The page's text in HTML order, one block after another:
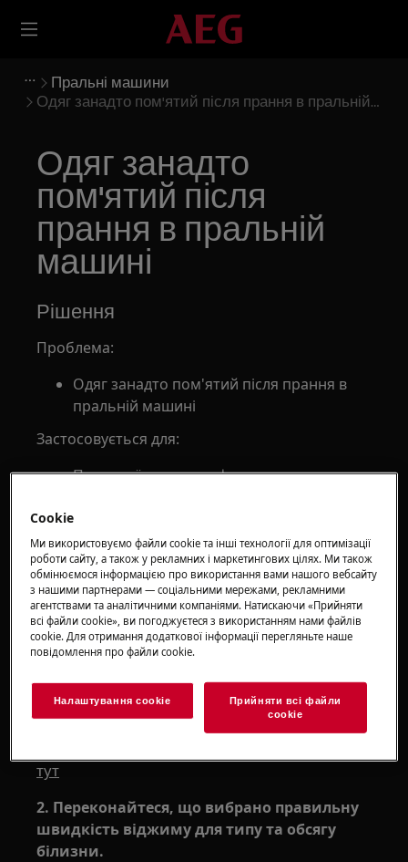
Пральні машини
Одяг занадто пом'ятий після прання в пральній
Одяг занадто
пом'ятий після
прання в пральній
машині
Рішення
Проблема:
Одяг занадто пом'ятий після прання в
пральній машині
Застосовується для:
Пральної машини з фронтальним
стоячої)
Пральної машини з вертикальним
завантаженням
Рішення:
1. Переконайтеся, що барабан не
перевантажено білизною.
Вказівки щодо обсягу та типу тканин див. в
інструкції з експлуатації. Інструкцію з
експлуатації можна завантажити .
тут
2. Переконайтеся, що вибрано правильну
швидкість віджиму для типу та обсягу
білизни.
Cookie
Ми використовуємо файли cookie та інші технології для оптимізації
роботи сайту, а також у рекламних і маркетингових цілях. Ми також
обмінюємося інформацією про використання вами нашого вебсайту
з нашими партнерами — соціальними мережами, рекламними
агентствами та аналітичними компаніями. Натискаючи «Прийняти
всі файли сookie», ви погоджуєтеся з використанням нами файлів
cookie. Для отримання додаткової інформації перегляньте наше
повідомлення про файли сookie.
Налаштування cookie
Прийняти всі файли
сookie